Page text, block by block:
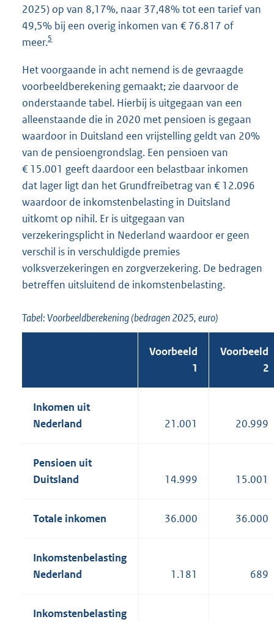
2025) op van 8,17%, naar 37,48% tot een tarief van
49,5% bij een overig inkomen van € 76.817 of
meer.5
Het voorgaande in acht nemend is de gevraagde
voorbeeldberekening gemaakt; zie daarvoor de
onderstaande tabel. Hierbij is uitgegaan van een
alleenstaande die in 2020 met pensioen is gegaan
waardoor in Duitsland een vrijstelling geldt van 20%
van de pensioengrondslag. Een pensioen van
€ 15.001 geeft daardoor een belastbaar inkomen
dat lager ligt dan het Grundfreibetrag van € 12.096
waardoor de inkomstenbelasting in Duitsland
uitkomt op nihil. Er is uitgegaan van
verzekeringsplicht in Nederland waardoor er geen
verschil is in verschuldigde premies
volksverzekeringen en zorgverzekering. De bedragen
betreffen uitsluitend de inkomstenbelasting.
Tabel: Voorbeeldberekening (bedragen 2025, euro)
Voorbeeld
1
Voorbeeld
2
Inkomen uit
Nederland
21.001 20.999
Pensioen uit
Duitsland
14.999 15.001
Totale inkomen 36.000 36.000
Inkomstenbelasting
Nederland
1.181 689
Inkomstenbelasting